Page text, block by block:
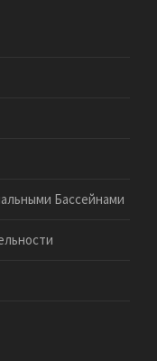
Бассейнами